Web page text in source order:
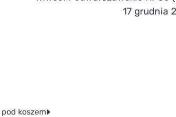
17 grudnia
koszem